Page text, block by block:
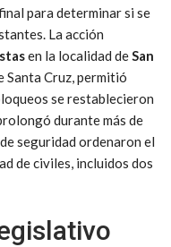
para determinar si se
La acción
en la localidad de San
Santa Cruz, permitió
se restablecieron
durante más de
seguridad ordenaron el
de civiles, incluidos dos